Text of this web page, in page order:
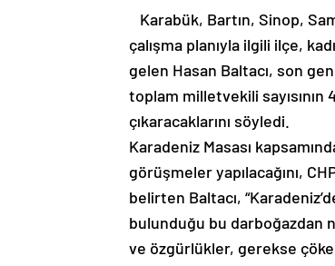
Karabük, Bartın, Sinop,
çalışma planıyla ilgili ilçe,
gelen Hasan Baltacı, son
toplam milletvekili
çıkaracaklarını söyledi.
Karadeniz Masası
görüşmeler yapılacağını,
belirten Baltacı,
bulunduğu bu darboğazdan
ve özgürlükler, gerekse